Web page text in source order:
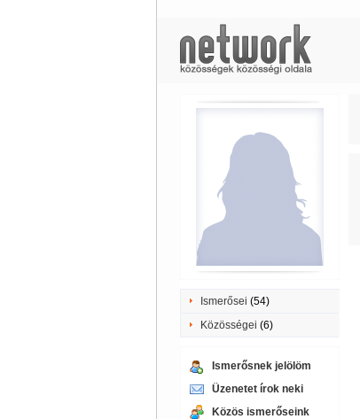
Ismerősei (54)
Közösségei (6)
Ismerősnek jelölöm
Üzenetet írok neki
Közös ismerőseink